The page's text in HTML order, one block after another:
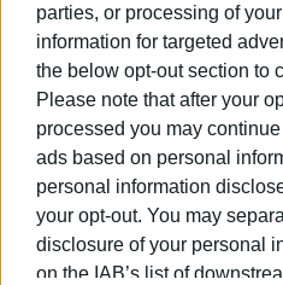
parties, or processing of
information for targeted
the below opt-out section to
Please note that after your
processed you may
ads based on personal
personal information
your opt-out. You may
disclosure of your personal
on the IAB’s list of
-Αντικατάσταση των
υψηλής απόδοσης,
Κατά τη σημερινή υπογραφή
Μερόπη Υδραίου δηλώνοντας
ευχαρίστησε τον
Καλόγερο και τους
Διεύθυνσης για την
συμβασιοποίησης καθώς και